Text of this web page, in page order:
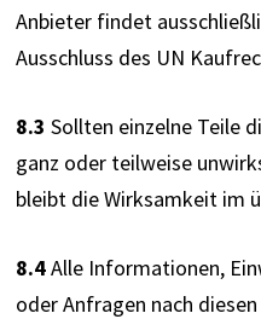
Anbieter findet
Ausschluss des UN
8.3 Sollten einzelne Teile
ganz oder teilweise
bleibt die Wirksamkeit im
8.4 Alle Informationen,
oder Anfragen nach